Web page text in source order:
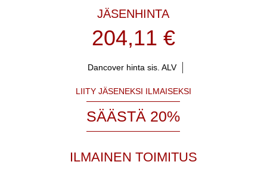
JÄSENHINTA
204,11 €
Dancover hinta sis. ALV
LIITY JÄSENEKSI ILMAISEKSI
SÄÄSTÄ 20%
ILMAINEN TOIMITUS